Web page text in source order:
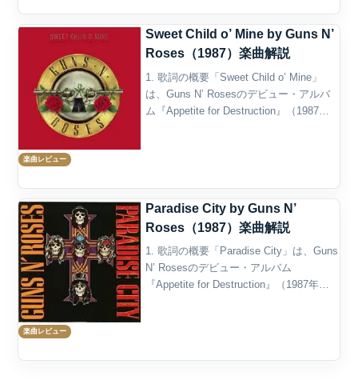
楽曲レビュー
Sweet Child o’ Mine by Guns N’
Roses（1987）楽曲解説
1. 歌詞の概要「Sweet Child o’ Mine」
は、Guns N’ Rosesのデビュー・アルバ
ム『Appetite for Destruction』（1987
楽曲レビュー
Paradise City by Guns N’
Roses（1987）楽曲解説
1. 歌詞の概要「Paradise City」は、Guns
N’ Rosesのデビュー・アルバム
『Appetite for Destruction』（1987年）